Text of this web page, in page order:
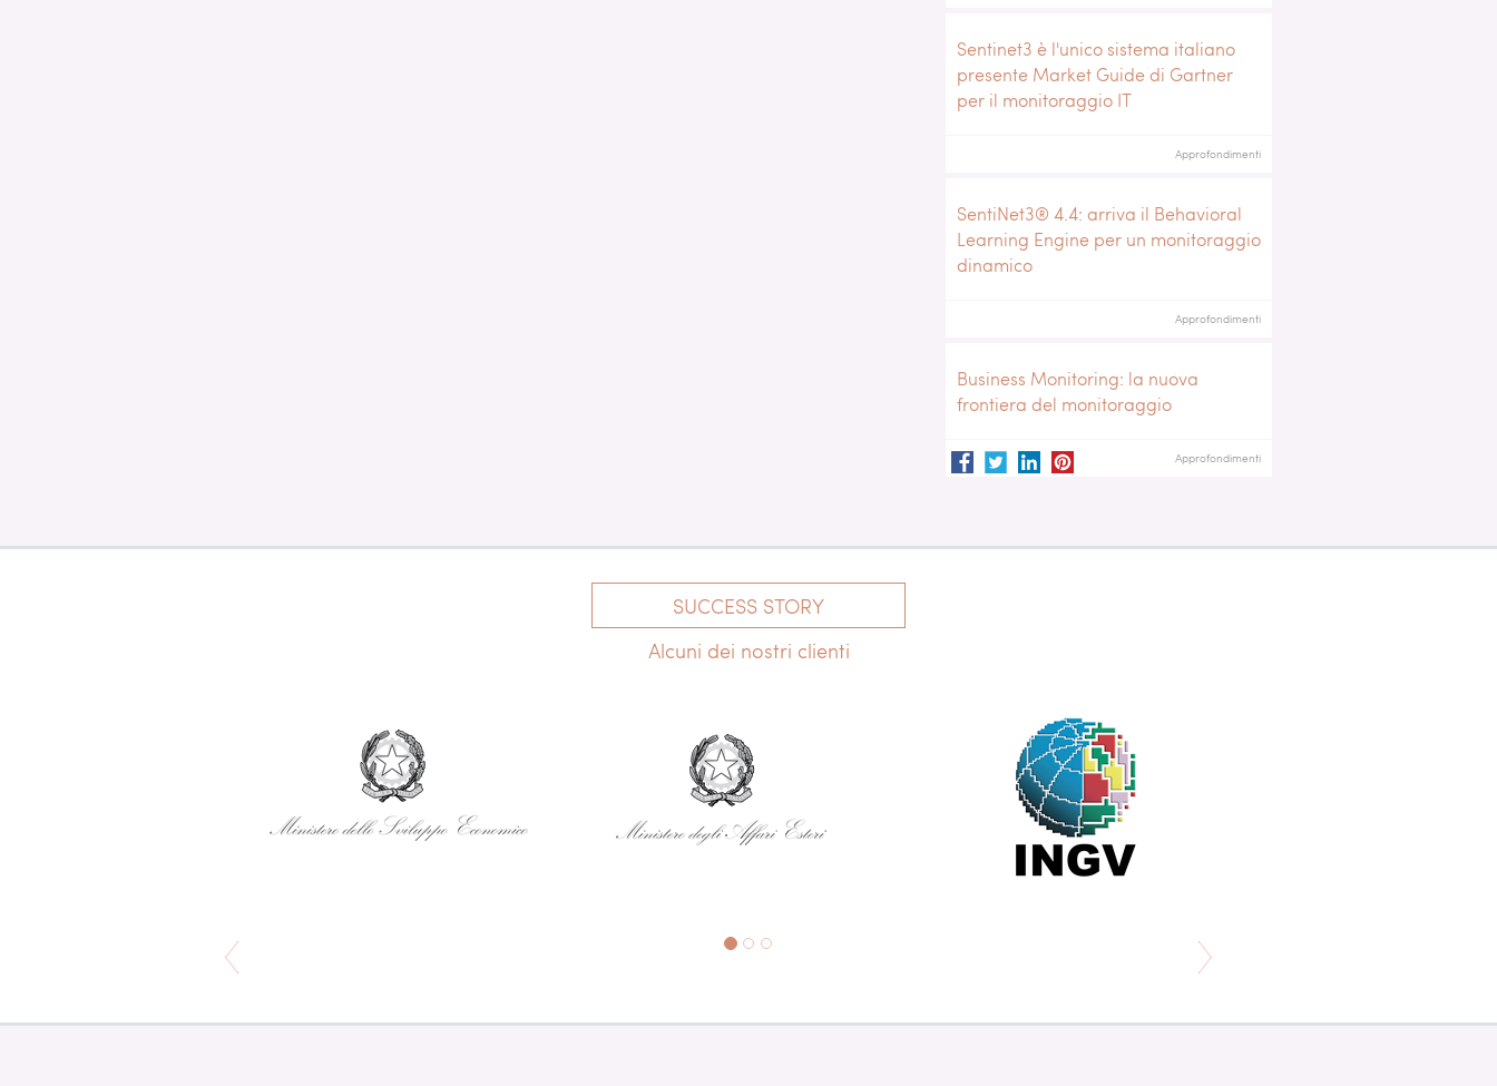
Sentinet3 è l'unico sistema italiano
presente Market Guide di Gartner
per il monitoraggio IT
Approfondimenti
SentiNet3® 4.4: arriva il Behavioral
Learning Engine per un monitoraggio
dinamico
Approfondimenti
Business Monitoring: la nuova
frontiera del monitoraggio
Approfondimenti
SUCCESS STORY
Alcuni dei nostri clienti